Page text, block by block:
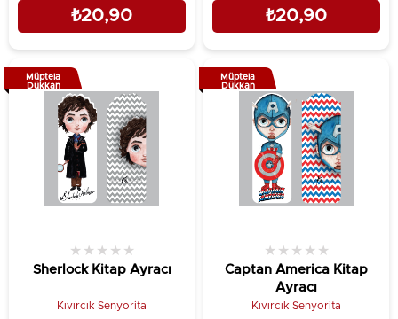
₺20,90 ₺20,90
Sherlock Kitap Ayracı
★ ★ ★ ★ ★
Kıvırcık Senyorita
Müptela
Dükkan
Captan America Kitap
Ayracı
★ ★ ★ ★ ★
Kıvırcık Senyorita
Müptela
Dükkan